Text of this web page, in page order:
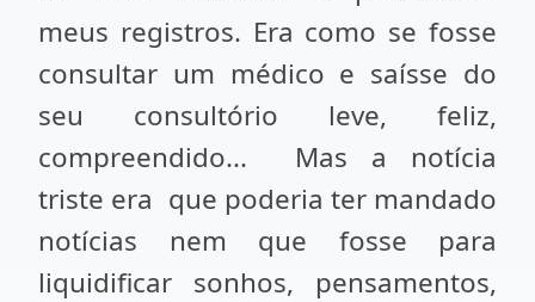
meus registros. Era como se fosse
consultar um médico e saísse do
seu consultório leve, feliz,
compreendido... Mas a notícia
triste era que poderia ter mandado
notícias nem que fosse para
liquidificar sonhos, pensamentos,